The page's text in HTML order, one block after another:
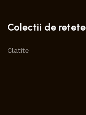
Colectii de retete
Clatite